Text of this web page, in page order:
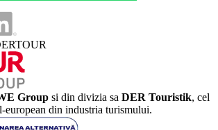
micul dejun tip bufet, 12.30–14.00 pranz tip
19.00–21.00
ceai, suc, apa la micul dejun, bauturi
bere, vin la pranz si cina.
de la piscina: 10.00-18.00 bauturi
cafea si ceai filtrate, 12.00-18.00 bere si vin
18.00-23.00 bauturi racoritoare, bere, vin,
Group si din divizia sa DER Touristik, cel
european din industria turismului.